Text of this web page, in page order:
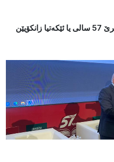
سەرۆکا زانکۆیێ پشکداری کونگرێ 57 سالی یا ئێکەتیا زانکۆیێن